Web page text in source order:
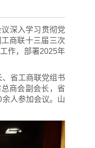
深入学习贯彻党
商联十三届三次
作，部署2025年
省工商联党组书
商会副会长，省
人参加会议。山